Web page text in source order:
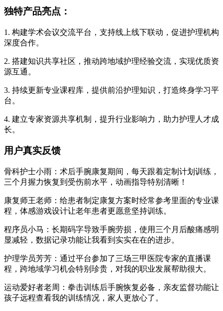
独特产品亮点：
1. 构建学术会议交流平台，支持线上线下联动，促进护理机构
深度合作。
2. 搭建知识共享社区，推动跨地域护理经验交流，实现优质资
源互通。
3. 持续更新专业课程库，提供前沿护理知识，打造终身学习平
台。
4. 建立专家资源共享机制，提升行业影响力，助力护理人才成
长。
用户真实反馈
骨科护士小雨：术后手腕康复期间，每天跟着定制计划训练，
三个月握力恢复到受伤前水平，动画指导特别清晰！
康复师王老师：给患者制定康复方案时经常参考里面的专业课
程，体感游戏设计让老年患者更愿意坚持训练。
程序员小马：长期码字导致手腕劳损，使用三个月后酸痛感明
显减轻，数据记录功能让我看到实实在在的进步。
护理学员芳芳：通过平台参加了三场三甲医院专家的直播课
程，跨地域学习机会特别珍贵，对我的职业发展帮助很大。
运动爱好者老周：拳击训练后手腕恢复必备，亲友监督功能让
孩子远程查看我的训练情况，家人更放心了。